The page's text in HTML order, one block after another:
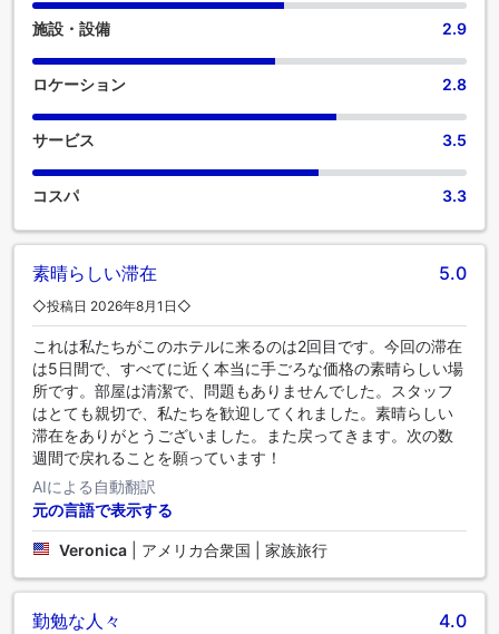
は、バスローブ、タオル、ヘアドライヤーをご用意しており
ます。 OYO Hotel Mona Lake Muskegonでは、便利な自動販
売機で24時間いつでもお手頃価格の軽食をお楽しみいただけ
ます。
施設・設備 2.9
ロケーション 2.8
サービス 3.5
コスパ 3.3
素晴らしい滞在 5.0
◇投稿日 2026年8月1日◇
これは私たちがこのホテルに来るのは2回目です。今回の滞在
は5日間で、すべてに近く本当に手ごろな価格の素晴らしい場
所です。部屋は清潔で、問題もありませんでした。スタッフ
はとても親切で、私たちを歓迎してくれました。素晴らしい
滞在をありがとうございました。また戻ってきます。次の数
週間で戻れることを願っています！
AIによる自動翻訳
元の言語で表示する
Veronica アメリカ合衆国 | 家族旅行
勤勉な人々 4.0